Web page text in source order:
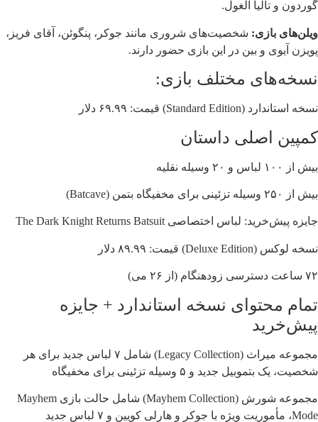
گوردون و تالیا الغول.
ویلن‌های بازی: شخصیت‌های شروری مانند جوکر، پنگوئن، آقای فریز،
پویزن آیوی و بین در این بازی حضور دارند.
نسخه‌های مختلف بازی:
نسخه استاندارد (Standard Edition) قیمت: ۶۹.۹۹ دلار
کمپین اصلی داستان
بیش از ۱۰۰ لباس و ۲۰ وسیله نقلیه
بیش از ۲۵۰ وسیله تزئینی برای مخفیگاه بتمن (Batcave)
جایزه پیش‌خرید: لباس اختصاصی The Dark Knight Returns Batsuit
نسخه لوکس (Deluxe Edition) قیمت: ۸۹.۹۹ دلار
۷۲ ساعت دسترسی زودهنگام (از ۲۶ می)
تمام محتوای نسخه استاندارد + جایزه
پیش‌خرید
مجموعه میراث (Legacy Collection) شامل ۷ لباس جدید برای هر
شخصیت، یک بتموبیل جدید و ۵ وسیله تزئینی برای مخفیگاه
مجموعه شورش (Mayhem Collection) شامل حالت بازی Mayhem
Mode، مأموریت ویژه با جوکر و هارلی کویین و ۷ لباس جدید